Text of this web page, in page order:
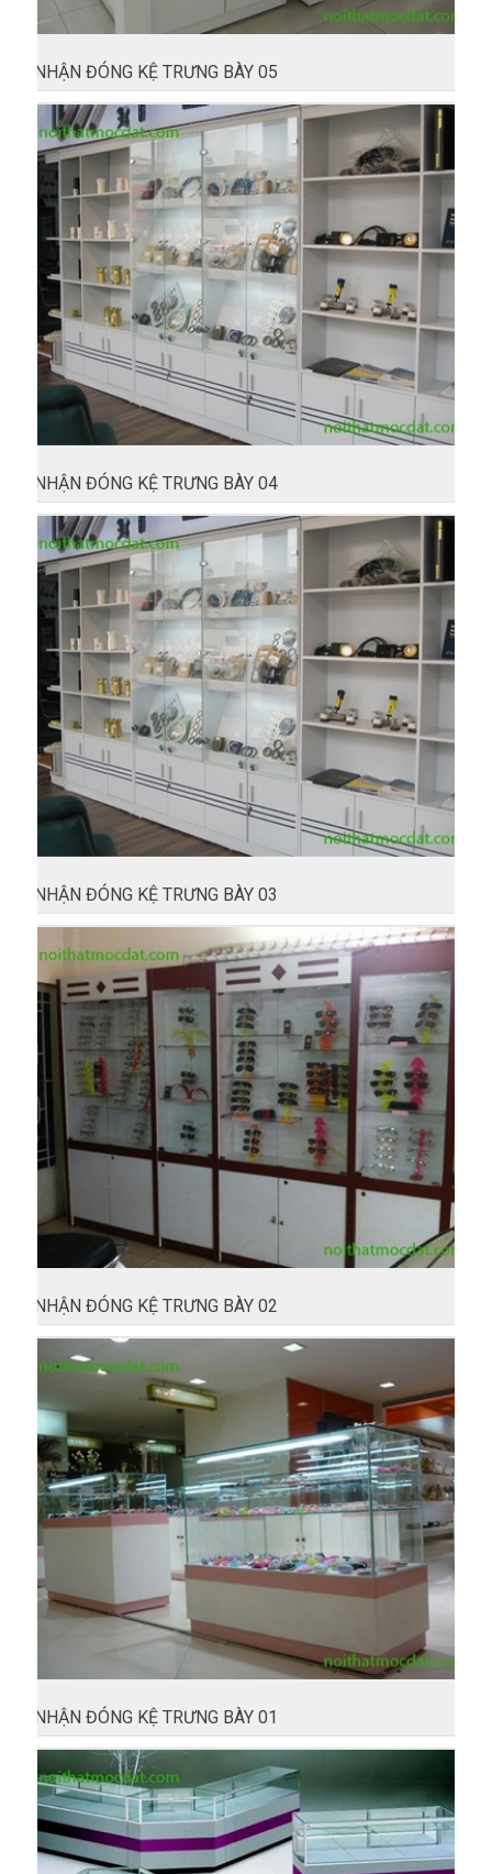
NHẬN ĐÓNG KỆ TRƯNG BÀY 05
NHẬN ĐÓNG KỆ TRƯNG BÀY 04
NHẬN ĐÓNG KỆ TRƯNG BÀY 03
NHẬN ĐÓNG KỆ TRƯNG BÀY 02
NHẬN ĐÓNG KỆ TRƯNG BÀY 01